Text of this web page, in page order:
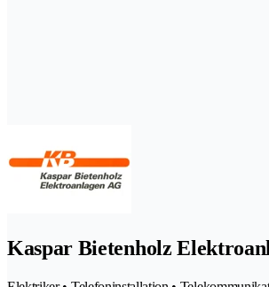
Kaspar Bietenholz